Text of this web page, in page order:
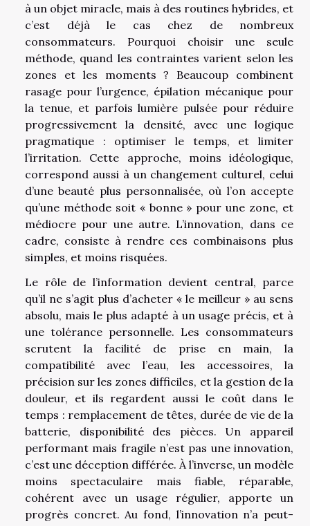
à un objet miracle, mais à des routines hybrides, et
c’est déjà le cas chez de nombreux
consommateurs. Pourquoi choisir une seule
méthode, quand les contraintes varient selon les
zones et les moments ? Beaucoup combinent
rasage pour l’urgence, épilation mécanique pour
la tenue, et parfois lumière pulsée pour réduire
progressivement la densité, avec une logique
pragmatique : optimiser le temps, et limiter
l’irritation. Cette approche, moins idéologique,
correspond aussi à un changement culturel, celui
d’une beauté plus personnalisée, où l’on accepte
qu’une méthode soit « bonne » pour une zone, et
médiocre pour une autre. L’innovation, dans ce
cadre, consiste à rendre ces combinaisons plus
simples, et moins risquées.
Le rôle de l’information devient central, parce
qu’il ne s’agit plus d’acheter « le meilleur » au sens
absolu, mais le plus adapté à un usage précis, et à
une tolérance personnelle. Les consommateurs
scrutent la facilité de prise en main, la
compatibilité avec l’eau, les accessoires, la
précision sur les zones difficiles, et la gestion de la
douleur, et ils regardent aussi le coût dans le
temps : remplacement de têtes, durée de vie de la
batterie, disponibilité des pièces. Un appareil
performant mais fragile n’est pas une innovation,
c’est une déception différée. À l’inverse, un modèle
moins spectaculaire mais fiable, réparable,
cohérent avec un usage régulier, apporte un
progrès concret. Au fond, l’innovation n’a peut-